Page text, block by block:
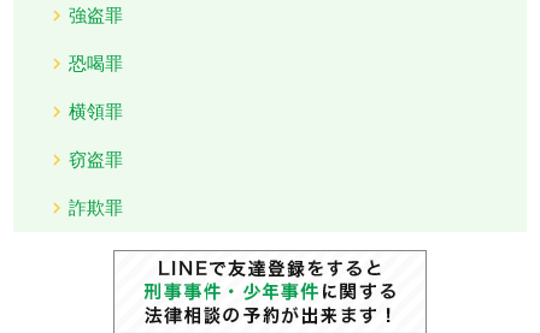
強盗罪
恐喝罪
横領罪
窃盗罪
詐欺罪